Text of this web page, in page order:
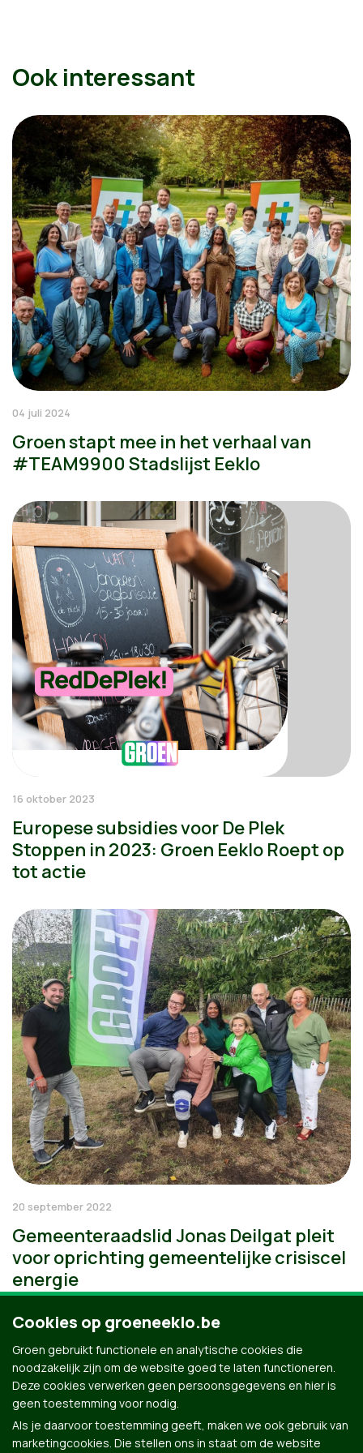
Ook interessant
04 juli 2024
Groen stapt mee in het verhaal van
#TEAM9900 Stadslijst Eeklo
16 oktober 2023
Europese subsidies voor De Plek
Stoppen in 2023: Groen Eeklo Roept op
tot actie
20 september 2022
Gemeenteraadslid Jonas Deilgat pleit
voor oprichting gemeentelijke crisiscel
energie
Cookies op groeneeklo.be
Groen gebruikt functionele en analytische cookies die
noodzakelijk zijn om de website goed te laten functioneren.
Deze cookies verwerken geen persoonsgegevens en hier is
geen toestemming voor nodig.
Als je daarvoor toestemming geeft, maken we ook gebruik van
marketingcookies. Die stellen ons in staat om de website